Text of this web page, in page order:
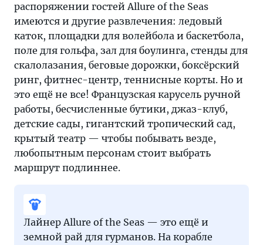
распоряжении гостей Allure of the Seas
имеются и другие развлечения: ледовый
каток, площадки для волейбола и баскетбола,
поле для гольфа, зал для боулинга, стенды для
скалолазания, беговые дорожки, боксёрский
ринг, фитнес-центр, теннисные корты. Но и
это ещё не все! Французская карусель ручной
работы, бесчисленные бутики, джаз-клуб,
детские сады, гигантский тропический сад,
крытый театр — чтобы побывать везде,
любопытным персонам стоит выбрать
маршрут подлиннее.
Лайнер Allure of the Seas — это ещё и
земной рай для гурманов. На корабле